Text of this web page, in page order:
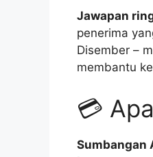
Jawapan
penerima
Disember –
membantu
💳
Sumbangan